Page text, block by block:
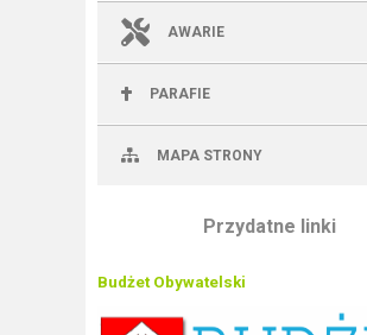
AWARIE
PARAFIE
MAPA STRONY
Przydatne linki
Budżet Obywatelski